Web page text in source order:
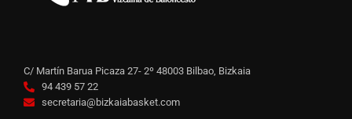
C/ Martín Barua Picaza 27- 2º 48003 Bilbao, Bizkaia
94 439 57 22
secretaria@bizkaiabasket.com